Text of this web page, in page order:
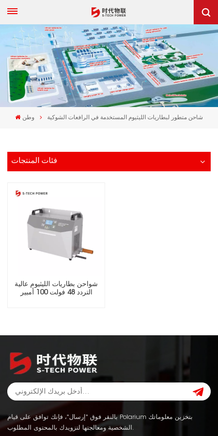
وطن شاحن متطور لبطاريات الليثيوم المستخدمة في الرافعات الشوكية
فئات المنتجات
شواحن بطاريات الليثيوم عالية
التردد 48 فولت 100 أمبير
بالنقر فوق "إرسال"، فإنك توافق على قيام Polarium بتخزين معلوماتك
الشخصية ومعالجتها لتزويدك بالمحتوى المطلوب.